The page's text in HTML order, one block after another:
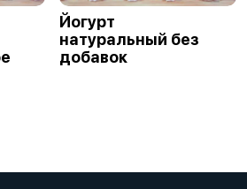
Йогурт
натуральный без
добавок